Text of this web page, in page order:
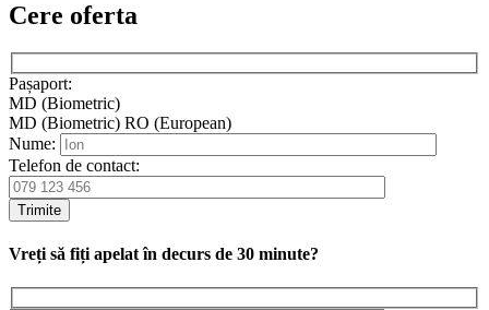
Cere oferta
Pașaport:
MD (Biometric)
MD (Biometric) RO (European)
Nume:
Telefon de contact:
Trimite
Vreți să fiți apelat în decurs de 30 minute?